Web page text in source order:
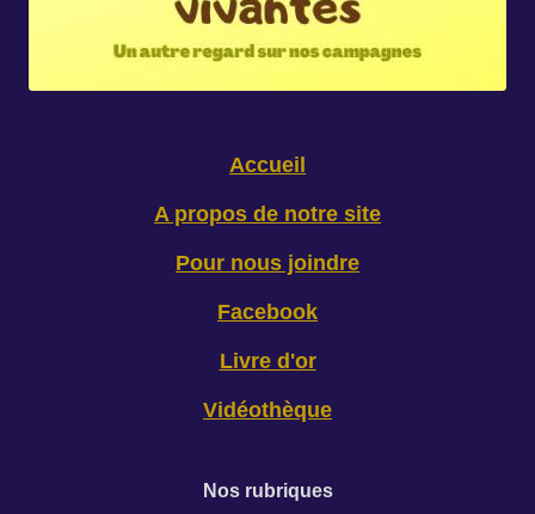
Accueil
A propos de notre site
Pour nous joindre
Facebook
Livre d'or
Vidéothèque
Nos rubriques